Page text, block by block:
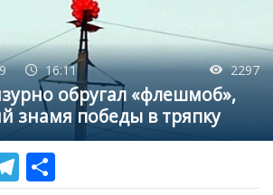
16:11 2297
обругал «флешмоб»,
знамя победы в тряпку